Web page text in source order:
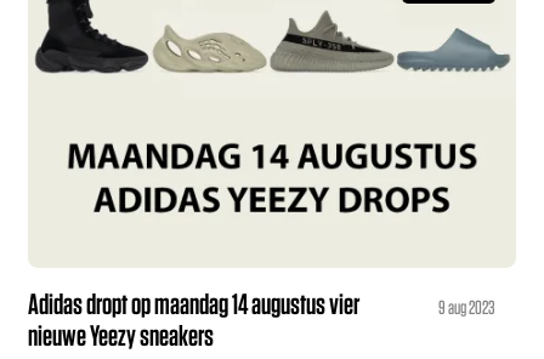
Adidas dropt op maandag 14 augustus vier
nieuwe Yeezy sneakers
9 aug 2023